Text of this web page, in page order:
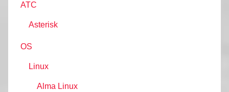
АТС
Asterisk
OS
Linux
Alma Linux